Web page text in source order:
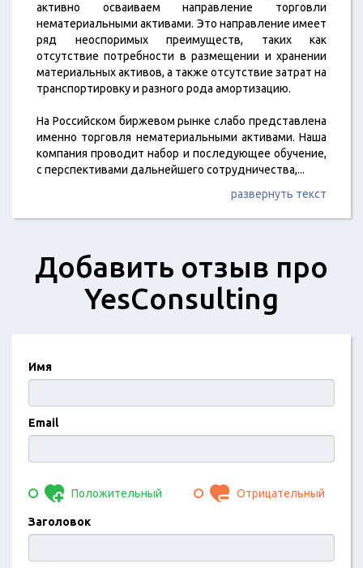
активно осваиваем направление торговли
нематериальными активами. Это направление имеет
ряд неоспоримых преимуществ, таких как
отсутствие потребности в размещении и хранении
материальных активов, а также отсутствие затрат на
транспортировку и разного рода амортизацию.
На Российском биржевом рынке слабо представлена
именно торговля нематериальными активами. Наша
компания проводит набор и последующее обучение,
с перспективами дальнейшего сотрудничества,...
развернуть текст
Добавить отзыв про
YesConsulting
Имя
Email
Положительный Отрицательный
Заголовок